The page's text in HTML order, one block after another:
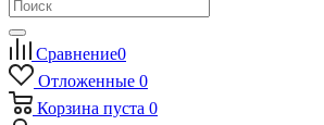
Сравнение0
Отложенные 0
Корзина пуста 0